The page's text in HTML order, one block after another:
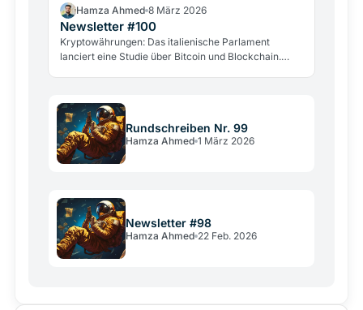
Hamza Ahmed 8 März 2026
Newsletter #100
Kryptowährungen: Das italienische Parlament
lanciert eine Studie über Bitcoin und Blockchain.
Rundschreiben Nr. 99
Hamza Ahmed 1 März 2026
Newsletter #98
Hamza Ahmed 22 Feb. 2026